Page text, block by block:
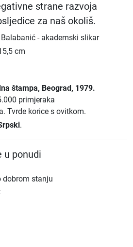
strane razvoja
za naš okoliš.
- akademski slikar
cm
štampa, Beograd, 1979.
primjeraka
Tvrde korice s ovitkom.
.
u ponudi
dobrom stanju